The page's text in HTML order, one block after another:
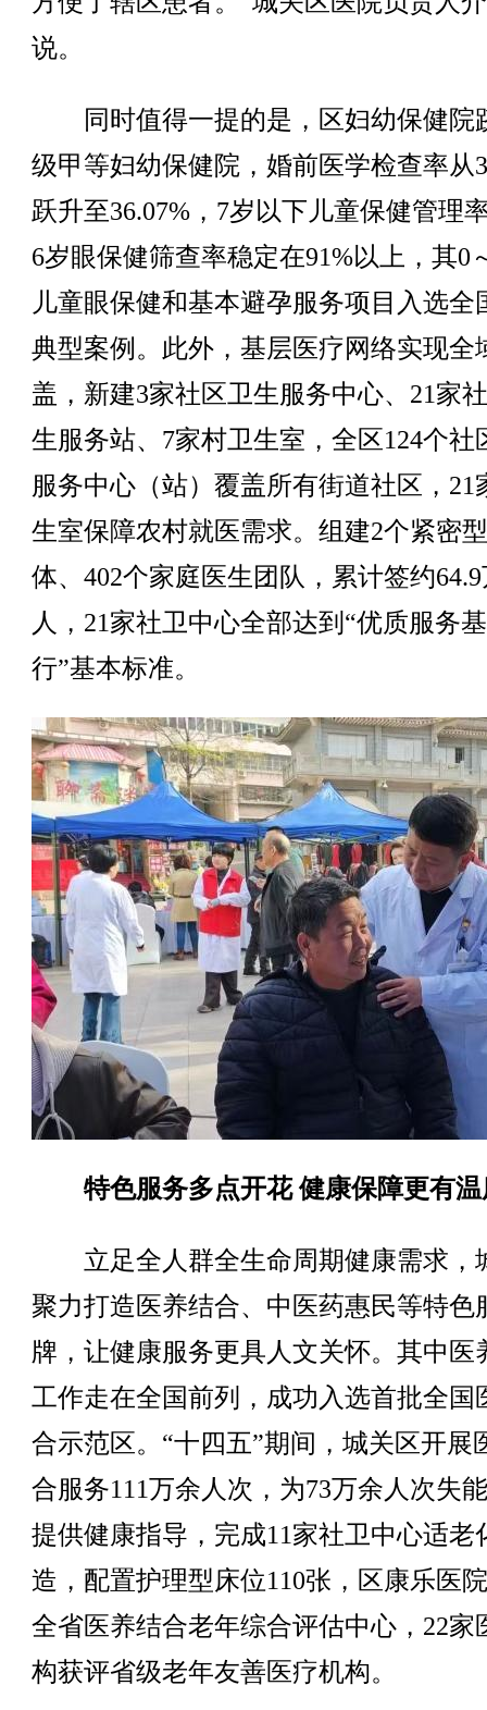
说。
同时值得一提的是，区妇幼保健院
级甲等妇幼保健院，婚前医学检查率从
跃升至36.07%，7岁以下儿童保健管理
6岁眼保健筛查率稳定在91%以上，其0
儿童眼保健和基本避孕服务项目入选全
典型案例。此外，基层医疗网络实现全
盖，新建3家社区卫生服务中心、21家
生服务站、7家村卫生室，全区124个社
服务中心（站）覆盖所有街道社区，21
生室保障农村就医需求。组建2个紧密
体、402个家庭医生团队，累计签约
人，21家社卫中心全部达到“优质服务
行”基本标准。
特色服务多点开花 健康保障更有温
立足全人群全生命周期健康需求，
聚力打造医养结合、中医药惠民等特色
牌，让健康服务更具人文关怀。其中医
工作走在全国前列，成功入选首批全国
合示范区。“十四五”期间，城关区开展
合服务111万余人次，为73万余人次失
提供健康指导，完成11家社卫中心适老
造，配置护理型床位110张，区康乐医
全省医养结合老年综合评估中心，22家
构获评省级老年友善医疗机构。